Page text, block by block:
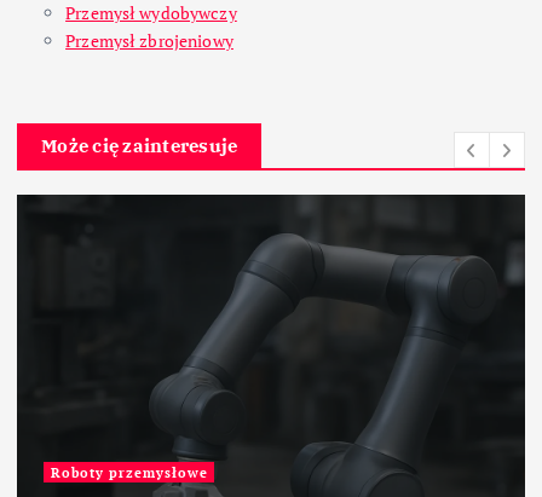
Przemysł wydobywczy
Przemysł zbrojeniowy
Może cię zainteresuje
Roboty przemysłowe